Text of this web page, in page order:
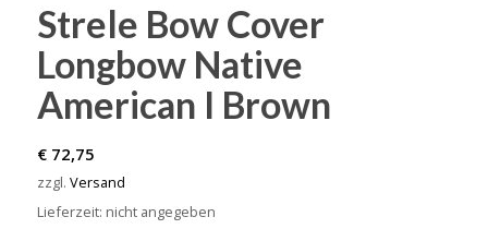
Strele Bow Cover
Longbow Native
American I Brown
€72,75
zzgl. Versand
Lieferzeit: nicht angegeben